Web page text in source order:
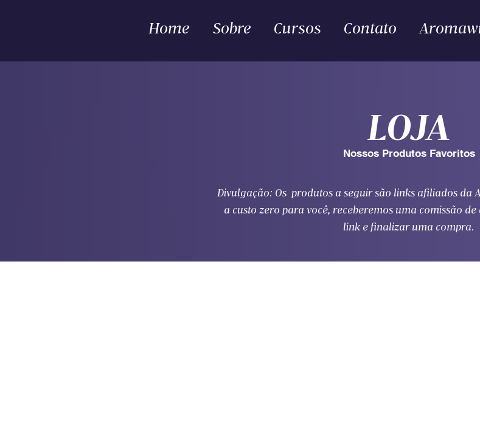
Home Sobre Cursos Contato
LOJA
Nossos Produtos Favoritos
Divulgação: Os produtos a seguir são links afiliados da
a custo zero para você, receberemos uma comissão
link e finalizar uma compra.